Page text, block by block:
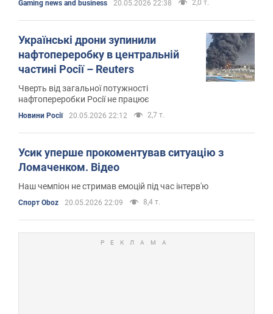
Gaming news and business 20.05.2026 22:38 2,0 т.
Українські дрони зупинили
нафтопереробку в центральній
частині Росії – Reuters
Чверть від загальної потужності
нафтопереробки Росії не працює
Новини Росії 20.05.2026 22:12 2,7 т.
Усик уперше прокоментував ситуацію з
Ломаченком. Відео
Наш чемпіон не стримав емоцій під час інтерв'ю
Спорт Oboz 20.05.2026 22:09 8,4 т.